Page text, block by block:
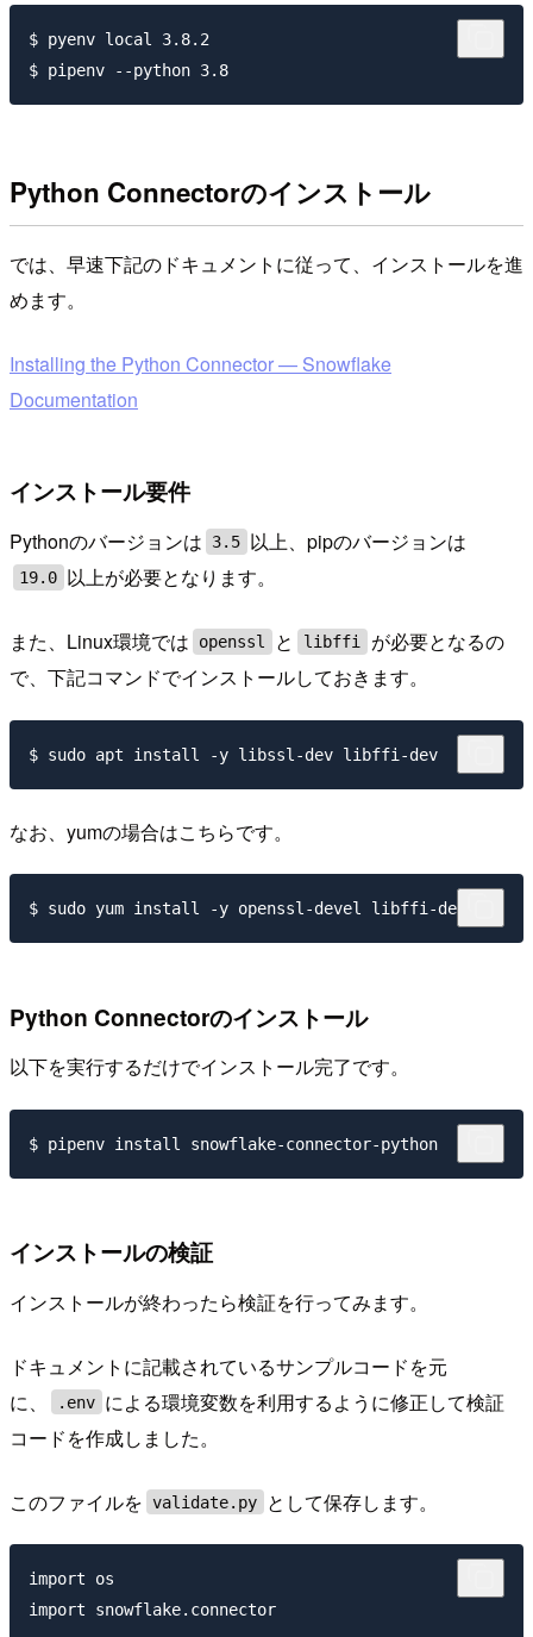
$ pyenv local 3.8.2
Python Connectorのインストール
では、早速下記のドキュメントに従って、インストールを進
めます。
Installing the Python Connector — Snowflake
Documentation
インストール要件
Pythonのバージョンは 3.5 以上、pipのバージョンは
19.0 以上が必要となります。
また、Linux環境では openssl と libffi
が必要となるの
で、下記コマンドでインストールしておきます。
なお、yumの場合はこちらです。
Python Connectorのインストール
以下を実行するだけでインストール完了です。
インストールの検証
インストールが終わったら検証を行ってみます。
ドキュメントに記載されているサンプルコードを元
に、
.env による環境変数を利用するように修正して検証
コードを作成しました。
このファイルを validate.py として保存します。
import os
import snowflake.connector